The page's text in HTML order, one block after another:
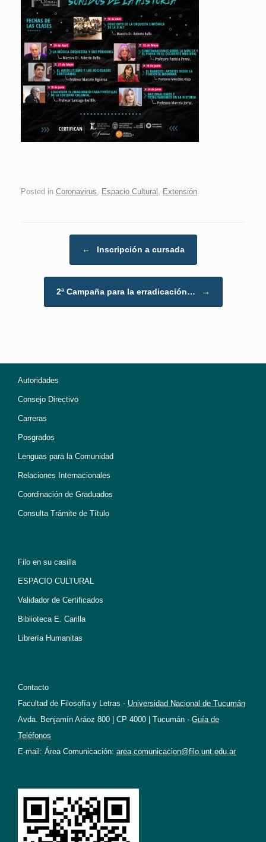
Posted in Coronavirus Espacio Cultural Extensión
← Inscripción a cursada
2ª Campaña para la erradicación… →
Autoridades
Consejo Directivo
Carreras
Posgrados
Lenguas para la Comunidad
Relaciones Internacionales
Coordinación de Graduados
Consulta Trámite de Título
Filo en su casilla
ESPACIO CULTURAL
Validador de Certificados
Biblioteca E. Carilla
Librería Humanitas
Contacto
Facultad de Filosofía y Letras - Universidad Nacional de Tucumán
Avda. Benjamín Aráoz 800 | CP 4000 | Tucumán - Guía de
Teléfonos
E-mail: Área Comunicación: area.comunicacion@filo.unt.edu.ar